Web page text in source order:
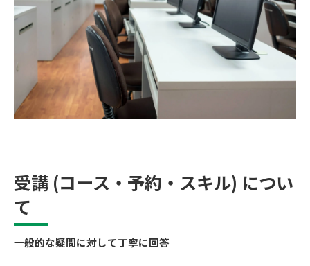
受講 (コース・予約・スキル) につい
て
一般的な疑問に対して丁寧に回答